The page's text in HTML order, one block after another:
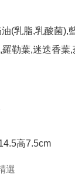
勒葉,迷迭香葉
14.5高7.5cm
選